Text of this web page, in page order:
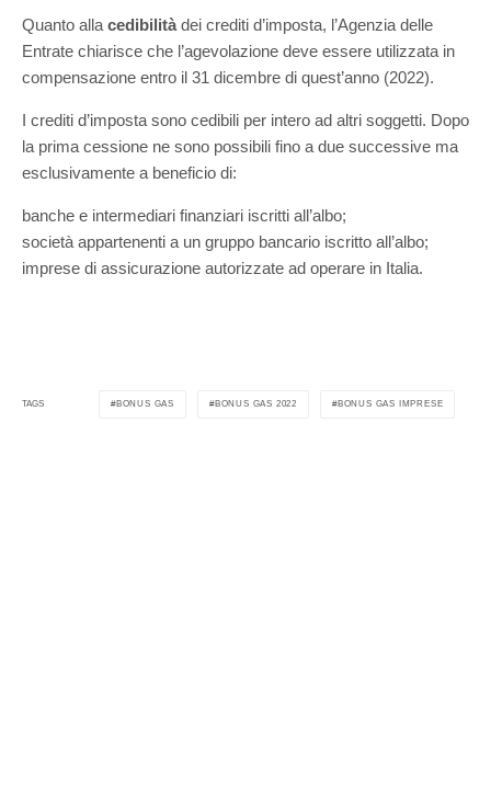
Quanto alla cedibilità dei crediti d’imposta, l’Agenzia delle
Entrate chiarisce che l’agevolazione deve essere utilizzata in
compensazione entro il 31 dicembre di quest’anno (2022).
I crediti d’imposta sono cedibili per intero ad altri soggetti. Dopo
la prima cessione ne sono possibili fino a due successive ma
esclusivamente a beneficio di:
banche e intermediari finanziari iscritti all’albo;
società appartenenti a un gruppo bancario iscritto all’albo;
imprese di assicurazione autorizzate ad operare in Italia.
TAGS BONUS GAS BONUS GAS 2022 BONUS GAS IMPRESE